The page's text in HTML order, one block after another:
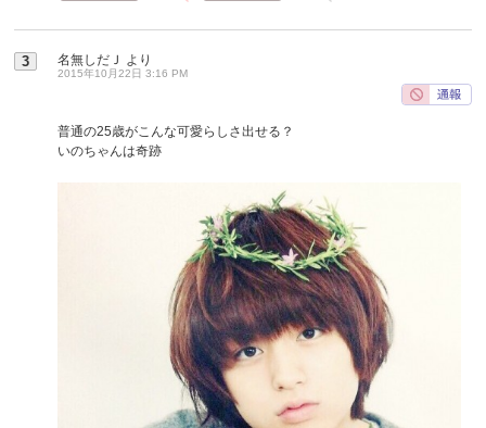
3 名無しだＪ より
2015年10月22日 3:16 PM
普通の25歳がこんな可愛らしさ出せる？
いのちゃんは奇跡